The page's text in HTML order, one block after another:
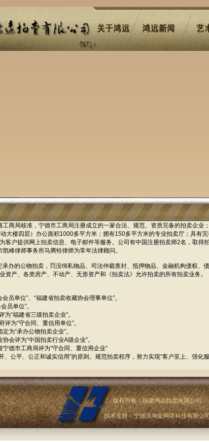
商局核准，宁德市工商局注册成立的一家合法、规范、资质完备的拍卖企业
大楼四层）办公面积1000多平方米；拥有150多平方米的专业拍卖厅；具有
客户提供网上拍卖信息、电子邮件等服务。公司有中国注册拍卖师2名，取得
峰律师事务所马腾铃律师为常年法律顾问。
办的公物拍卖，罚没缉私物品、司法仲裁查封、抵押物品、金融机构债权、
资产、各类房产、不动产、无形资产和《拍卖法》允许拍卖的所有拍卖业务。
员单位”、“福建省拍卖收藏协会理事单位”。
员单位”。
“福建省三级拍卖企业”。
为“守合同、重信用单位”。
为“承办公物拍卖企业”。
会评为“中国拍卖行业A级企业”。
德市工商局评为“守合同、重信用企业”
公平、公正和诚实信用”的原则。规范拍卖程序，努力实现“客户至上、强化
版权所有：福建鸿远拍卖有限公司
技术支持：宁德浪淘金网络科技有限公